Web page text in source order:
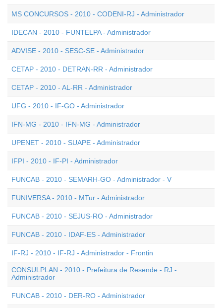
MS CONCURSOS - 2010 - CODENI-RJ - Administrador
IDECAN - 2010 - FUNTELPA - Administrador
ADVISE - 2010 - SESC-SE - Administrador
CETAP - 2010 - DETRAN-RR - Administrador
CETAP - 2010 - AL-RR - Administrador
UFG - 2010 - IF-GO - Administrador
IFN-MG - 2010 - IFN-MG - Administrador
UPENET - 2010 - SUAPE - Administrador
IFPI - 2010 - IF-PI - Administrador
FUNCAB - 2010 - SEMARH-GO - Administrador - V
FUNIVERSA - 2010 - MTur - Administrador
FUNCAB - 2010 - SEJUS-RO - Administrador
FUNCAB - 2010 - IDAF-ES - Administrador
IF-RJ - 2010 - IF-RJ - Administrador - Frontin
CONSULPLAN - 2010 - Prefeitura de Resende - RJ -
Administrador
FUNCAB - 2010 - DER-RO - Administrador